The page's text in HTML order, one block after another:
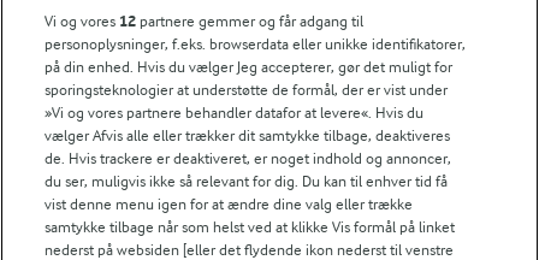
FarmAhead™ Check rapport
Andelshaverinfo: Mælkepris
Fødevarestyrelsens smiley-rapporter for Arla Foods
Fødevarestyrelsens smiley-rapporter for Jörd
Fødevarestyrelsens smiley-rapporter for Lurpak PB
Følg
Vi og vores 12 partnere gemmer og får adgang til
personoplysninger, f.eks. browserdata eller unikke identifikatorer,
på din enhed. Hvis du vælger Jeg accepterer, gør det muligt for
sporingsteknologier at understøtte de formål, der er vist under
»Vi og vores partnere behandler datafor at levere«. Hvis du
vælger Afvis alle eller trækker dit samtykke tilbage, deaktiveres
de. Hvis trackere er deaktiveret, er noget indhold og annoncer,
du ser, muligvis ikke så relevant for dig. Du kan til enhver tid få
vist denne menu igen for at ændre dine valg eller trække
samtykke tilbage når som helst ved at klikke Vis formål på linket
nederst på websiden [eller det flydende ikon nederst til venstre